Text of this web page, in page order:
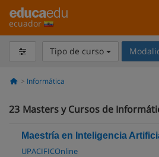
ecuador
Tipo de curso
Informática
23 Masters y Cursos de
Maestría en Inteligencia
UPACIFICOnline